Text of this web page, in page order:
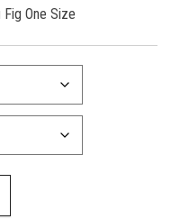
One Size